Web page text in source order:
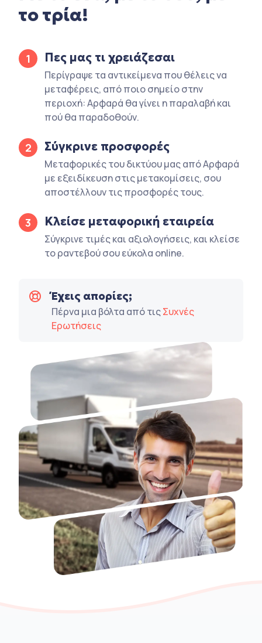
το τρία!
1 Πες μας τι χρειάζεσαι
Περίγραψε τα αντικείμενα που θέλεις να
μεταφέρεις, από ποιο σημείο στην
περιοχή: Αρφαρά θα γίνει η παραλαβή και
πού θα παραδοθούν.
2 Σύγκρινε προσφορές
Μεταφορικές του δικτύου μας από Αρφαρά
με εξειδίκευση στις μετακομίσεις, σου
αποστέλλουν τις προσφορές τους.
3 Κλείσε μεταφορική εταιρεία
Σύγκρινε τιμές και αξιολογήσεις, και κλείσε
το ραντεβού σου εύκολα online.
Έχεις απορίες;
Πέρνα μια βόλτα από τιςΣυχνές
Ερωτήσεις